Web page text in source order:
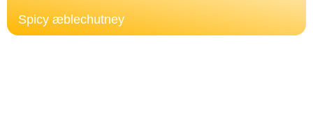
Spicy æblechutney